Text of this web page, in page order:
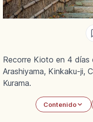
Recorre Kioto en 4 días
Arashiyama, Kinkaku-ji,
Kurama.
Contenido